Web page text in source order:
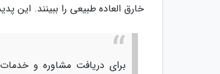
خارق العاده طبیعی را ببینند. این
برای دریافت مشاوره و